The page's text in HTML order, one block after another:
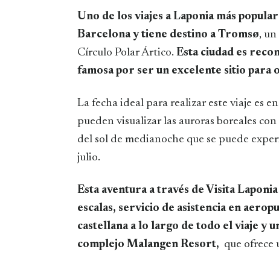
Uno de los viajes a Laponia más
Barcelona y tiene destino a Tromsø,
Círculo Polar Ártico. Esta ciudad es
famosa por ser un excelente sitio para
La fecha ideal para realizar este viaje es
pueden visualizar las auroras boreales
del sol de medianoche que se puede
julio.
Esta aventura a través de Visita
escalas, servicio de asistencia en
castellana a lo largo de todo el viaje y
complejo Malangen Resort, que ofrece